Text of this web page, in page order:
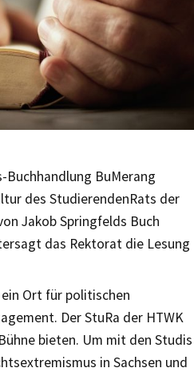
Buchhandlung BuMerang
des StudierendenRats der
Jakob Springfelds Buch
das Rektorat die Lesung
Ort für politischen
Der StuRa der HTWK
bieten. Um mit den Studis
in Sachsen und